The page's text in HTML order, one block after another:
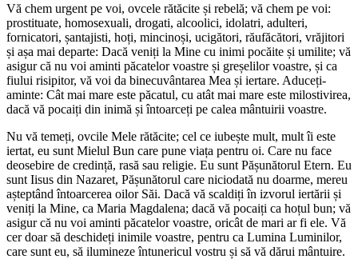
Vă chem urgent pe voi, ovcele rătăcite și rebelă; vă chem pe voi:
prostituate, homosexuali, drogati, alcoolici, idolatri, adulteri,
fornicatori, șantajisti, hoți, mincinoși, ucigători, răufăcători, vrăjitori
și așa mai departe: Dacă veniți la Mine cu inimi pocăite și umilite; vă
asigur că nu voi aminti păcatelor voastre și greșelilor voastre, și ca
fiului risipitor, vă voi da binecuvântarea Mea și iertare. Aduceți-
aminte: Cât mai mare este păcatul, cu atât mai mare este milostivirea,
dacă vă pocaiți din inimă și întoarceți pe calea mântuirii voastre.
Nu vă temeți, ovcile Mele rătăcite; cel ce iubește mult, mult îi este
iertat, eu sunt Mielul Bun care pune viața pentru oi. Care nu face
deosebire de credință, rasă sau religie. Eu sunt Pășunătorul Etern. Eu
sunt Iisus din Nazaret, Pășunătorul care niciodată nu doarme, mereu
așteptând întoarcerea oilor Săi. Dacă vă scaldiți în izvorul iertării și
veniți la Mine, ca Maria Magdalena; dacă vă pocaiți ca hoțul bun; vă
asigur că nu voi aminti păcatelor voastre, oricât de mari ar fi ele. Vă
cer doar să deschideți inimile voastre, pentru ca Lumina Luminilor,
care sunt eu, să ilumineze întunericul vostru și să vă dărui mântuire.